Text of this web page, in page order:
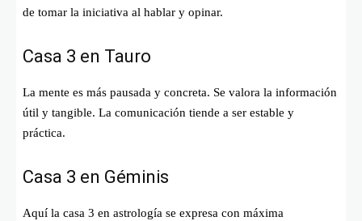
de tomar la iniciativa al hablar y opinar.
Casa 3 en Tauro
La mente es más pausada y concreta. Se valora la información
útil y tangible. La comunicación tiende a ser estable y
práctica.
Casa 3 en Géminis
Aquí la casa 3 en astrología se expresa con máxima